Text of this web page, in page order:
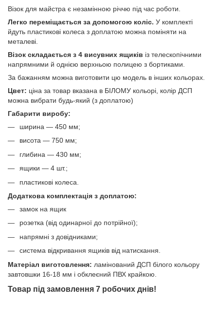
Візок для майстра є незамінною річчю під час роботи.
Легко переміщається за допомогою коліс. У комплекті
йдуть пластикові колеса з доплатою можна поміняти на
металеві.
Візок складається з 4 висувних ящиків із телескопічними
напрямними й однією верхньою полицею з бортиками.
За бажанням можна виготовити цю модель в інших кольорах.
Цвет: ціна за товар вказана в БІЛОМУ кольорі, колір ДСП
можна вибрати будь-який (з доплатою)
Габарити виробу:
ширина — 450 мм;
висота — 750 мм;
глибина — 430 мм;
ящики — 4 шт.;
пластикові колеса.
Додаткова комплектація з доплатою:
замок на ящик
розетка (від одинарної до потрійної);
напрямні з довідниками;
система відкривання ящиків від натискання.
Матеріал виготовлення: ламінований ДСП білого кольору
завтовшки 16-18 мм і обклеєний ПВХ крайкою.
Товар під замовлення 7 робочих днів!